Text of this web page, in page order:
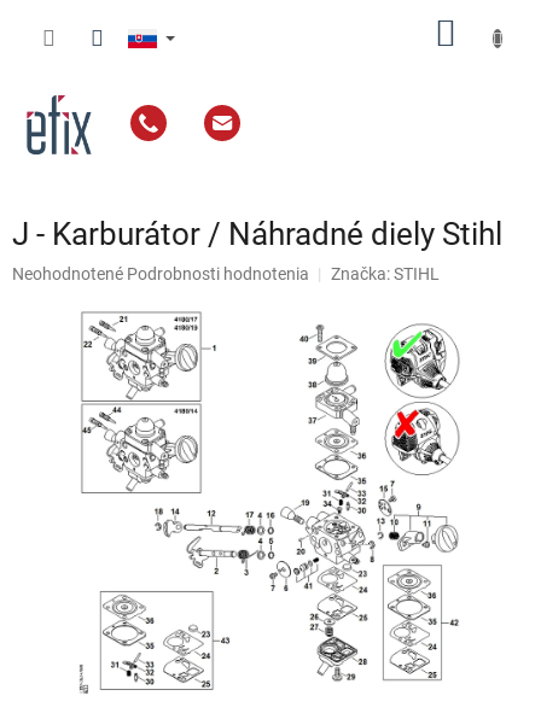
J - Karburátor / Náhradné diely Stihl
Priemerné
hviezdičiek.
Neohodnotené Podrobnosti hodnotenia Značka:STIHL